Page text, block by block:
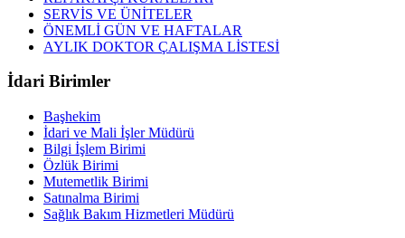
SERVİS VE ÜNİTELER
ÖNEMLİ GÜN VE HAFTALAR
AYLIK DOKTOR ÇALIŞMA LİSTESİ
İdari Birimler
Başhekim
İdari ve Mali İşler Müdürü
Bilgi İşlem Birimi
Özlük Birimi
Mutemetlik Birimi
Satınalma Birimi
Sağlık Bakım Hizmetleri Müdürü